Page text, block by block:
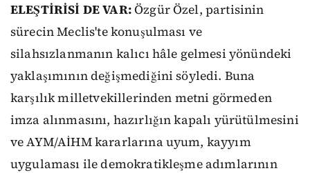
ELEŞTİRİSİ DE VAR:Özgür Özel, partisinin
sürecin Meclis'te konuşulması ve
silahsızlanmanın kalıcı hâle gelmesi yönündeki
yaklaşımının değişmediğini söyledi. Buna
karşılık milletvekillerinden metni görmeden
imza alınmasını, hazırlığın kapalı yürütülmesini
ve AYM/AİHM kararlarına uyum, kayyım
uygulaması ile demokratikleşme adımlarının